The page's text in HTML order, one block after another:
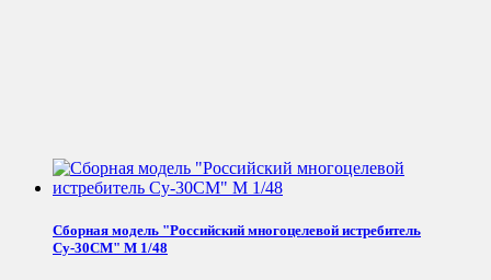
Сборная модель "Российский многоцелевой истребитель
Су-30СМ" М 1/48